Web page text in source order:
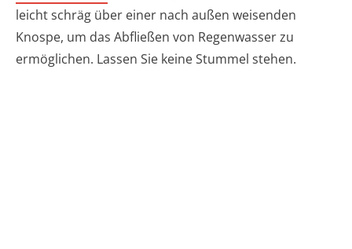
leicht schräg über einer nach außen weisenden
Knospe, um das Abfließen von Regenwasser zu
ermöglichen. Lassen Sie keine Stummel stehen.